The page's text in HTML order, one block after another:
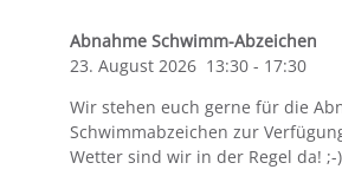
Abnahme Schwimm-Abzeichen
23. August 2026 13:30 - 17:30
Wir stehen euch gerne für die
Schwimmabzeichen zur
Wetter sind wir in der Regel da! ;-)